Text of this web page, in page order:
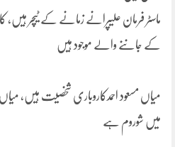
ماسٹر فرمان علیپرانے زمانے کے ٹیچر
کے جاننے والے موجود ہیں
میاں مسعود احمدکاروباری شخصیت ہیں،
میں شوروم ہے